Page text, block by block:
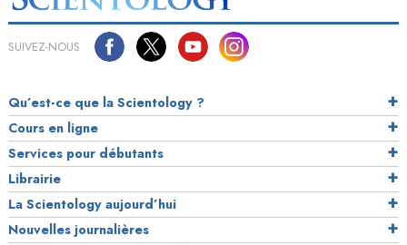
SUIVEZ-NOUS
Qu’est-ce que la Scientology ?
Cours en ligne
Services pour débutants
Librairie
La Scientology aujourd’hui
Nouvelles journalières